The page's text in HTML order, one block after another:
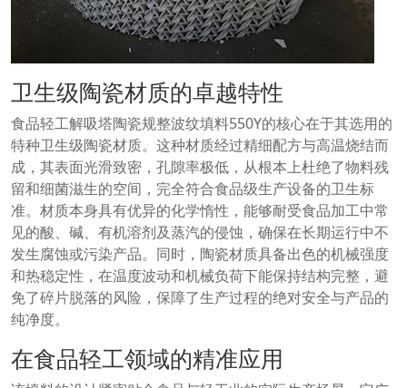
卫生级陶瓷材质的卓越特性
食品轻工解吸塔陶瓷规整波纹填料550Y的核心在于其选用的
特种卫生级陶瓷材质。这种材质经过精细配方与高温烧结而
成，其表面光滑致密，孔隙率极低，从根本上杜绝了物料残
留和细菌滋生的空间，完全符合食品级生产设备的卫生标
准。材质本身具有优异的化学惰性，能够耐受食品加工中常
见的酸、碱、有机溶剂及蒸汽的侵蚀，确保在长期运行中不
发生腐蚀或污染产品。同时，陶瓷材质具备出色的机械强度
和热稳定性，在温度波动和机械负荷下能保持结构完整，避
免了碎片脱落的风险，保障了生产过程的绝对安全与产品的
纯净度。
在食品轻工领域的精准应用